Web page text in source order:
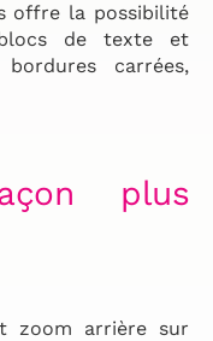
offre la possibilité
de texte et
carrées,
plus
zoom arrière sur